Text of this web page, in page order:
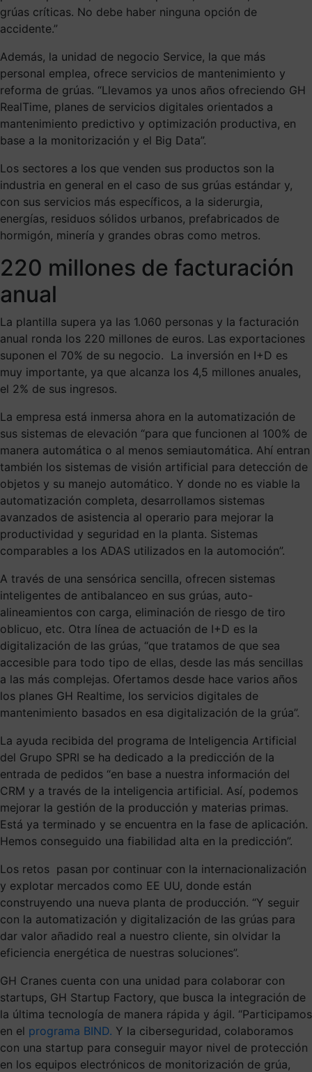
grúas críticas. No debe haber ninguna opción de
accidente.”
Además, la unidad de negocio Service, la que más
personal emplea, ofrece servicios de mantenimiento y
reforma de grúas. “Llevamos ya unos años ofreciendo GH
RealTime, planes de servicios digitales orientados a
mantenimiento predictivo y optimización productiva, en
base a la monitorización y el Big Data”.
Los sectores a los que venden sus productos son la
industria en general en el caso de sus grúas estándar y,
con sus servicios más específicos, a la siderurgia,
energías, residuos sólidos urbanos, prefabricados de
hormigón, minería y grandes obras como metros.
220 millones de facturación
anual
La plantilla supera ya las 1.060 personas y la facturación
anual ronda los 220 millones de euros. Las exportaciones
suponen el 70% de su negocio. La inversión en I+D es
muy importante, ya que alcanza los 4,5 millones anuales,
el 2% de sus ingresos.
La empresa está inmersa ahora en la automatización de
sus sistemas de elevación “para que funcionen al 100% de
manera automática o al menos semiautomática. Ahí entran
también los sistemas de visión artificial para detección de
objetos y su manejo automático. Y donde no es viable la
automatización completa, desarrollamos sistemas
avanzados de asistencia al operario para mejorar la
productividad y seguridad en la planta. Sistemas
comparables a los ADAS utilizados en la automoción”.
A través de una sensórica sencilla, ofrecen sistemas
inteligentes de antibalanceo en sus grúas, auto-
alineamientos con carga, eliminación de riesgo de tiro
oblicuo, etc. Otra línea de actuación de I+D es la
digitalización de las grúas, “que tratamos de que sea
accesible para todo tipo de ellas, desde las más sencillas
a las más complejas. Ofertamos desde hace varios años
los planes GH Realtime, los servicios digitales de
mantenimiento basados en esa digitalización de la grúa”.
La ayuda recibida del programa de Inteligencia Artificial
del Grupo SPRI se ha dedicado a la predicción de la
entrada de pedidos “en base a nuestra información del
CRM y a través de la inteligencia artificial. Así, podemos
mejorar la gestión de la producción y materias primas.
Está ya terminado y se encuentra en la fase de aplicación.
Hemos conseguido una fiabilidad alta en la predicción”.
Los retos pasan por continuar con la internacionalización
y explotar mercados como EE UU, donde están
construyendo una nueva planta de producción. “Y seguir
con la automatización y digitalización de las grúas para
dar valor añadido real a nuestro cliente, sin olvidar la
eficiencia energética de nuestras soluciones”.
GH Cranes cuenta con una unidad para colaborar con
startups, GH Startup Factory, que busca la integración de
la última tecnología de manera rápida y ágil. “Participamos
en el programa BIND. Y la ciberseguridad, colaboramos
con una startup para conseguir mayor nivel de protección
en los equipos electrónicos de monitorización de grúa,